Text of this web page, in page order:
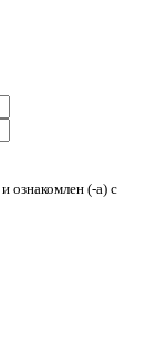
и ознакомлен (-а) c